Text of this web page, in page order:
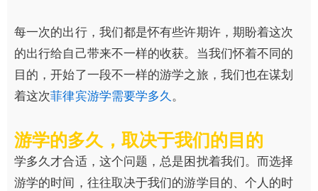
每一次的出行，我们都是怀有些许期许，期盼着这次
的出行给自己带来不一样的收获。当我们怀着不同的
目的，开始了一段不一样的游学之旅，我们也在谋划
着这次菲律宾游学需要学多久。
游学的多久，取决于我们的目的
学多久才合适，这个问题，总是困扰着我们。而选择
游学的时间，往往取决于我们的游学目的、个人的时